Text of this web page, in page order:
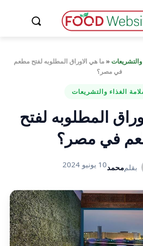
والتشريعات«ما هي الاوراق المطلوبه لفتح مطعم
في مصر؟
الغذاء والتشريعات
المطلوبه لفتح
في مصر؟
بقلممحمد10 يونيو 2024